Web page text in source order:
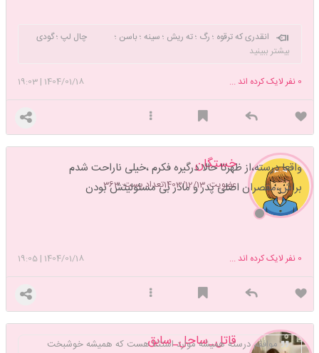
انقدری که ترقوه ؛ رگ ؛ ته ریش ؛ سینه ؛ باسن ؛ چال لپ ؛ گودی
کمر ؛ و بقیه پستی بلندی های بدنمون
توعصر حاضر حتما باید یه چیزیت زده باشه بیرون یارفته باشه تو
تاشایسته بشی
بیشتر ببینید
1404/01/18
|
19:03 0 نفر لایک کرده اند ...
خستگان
عضویت: 1403/12/13 تعداد پست: 363
واقعا درسته،از ظهرتا حالا درگیره فکرم ،خیلی ناراحت شدم
براش،مقصران اصلی پدر و مادر بی مسئولیتش بودن
1404/01/18
|
19:05 0 نفر لایک کرده اند ...
قاتل_ساحل_سابق
موافقم درسته همیشه موارد استثنا هست که همیشه خوشبخت